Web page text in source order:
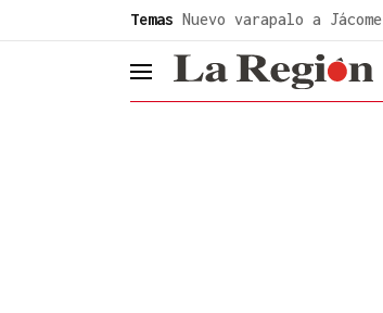
Temas Nuevo varapalo a Jácome
header.menu.open